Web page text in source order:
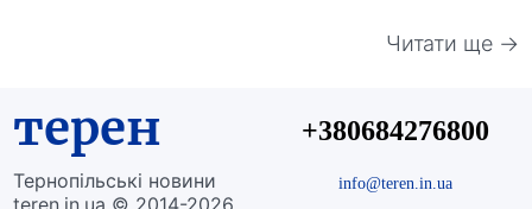
Читати ще →
терен
Тернопільські новини
+380684276800
info@teren.in.ua